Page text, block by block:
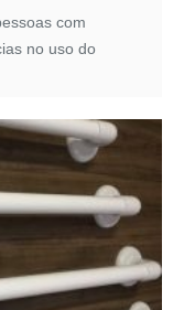
com
no uso do